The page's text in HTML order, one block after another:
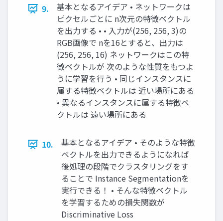
9.
基本となるアイデア • ネットワークは
ピクセルごとに n次元の特徴ベクトル
を出力する • • 入力が(256, 256, 3)の
RGB画像で nを16とすると、出力は
(256, 256, 16) ネットワークはこの特
徴ベクトルが 次のような性質をもつよ
うに学習を行う • 同じインスタンスに
属する特徴ベクトルは 近い場所にある
• 異なるインスタンスに属する特徴ベ
クトルは 遠い場所にある
10.
基本となるアイデア • そのような特徴
ベクトルを出力できるようになれば
後処理の段階でクラスタリングをす
ることで Instance Segmentationを
実行できる！ • そんな特徴ベクトル
を学習するための損失関数が
Discriminative Loss